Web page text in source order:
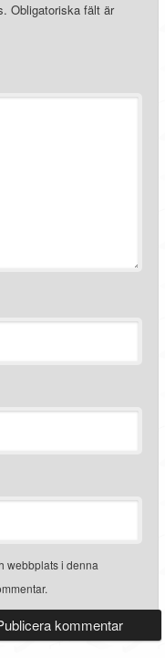
Obligatoriska fält är
webbplats i denna